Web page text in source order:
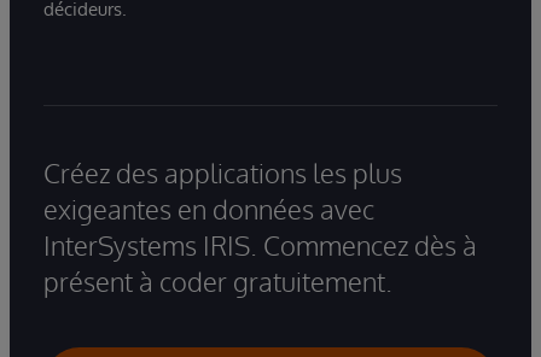
décideurs.
Créez des applications les plus
exigeantes en données avec
InterSystems IRIS. Commencez dès à
présent à coder gratuitement.